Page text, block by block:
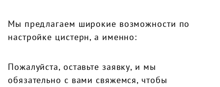
Мы предлагаем широкие возможности по
настройке цистерн, а именно:
Пожалуйста, оставьте заявку, и мы
обязательно с вами свяжемся, чтобы